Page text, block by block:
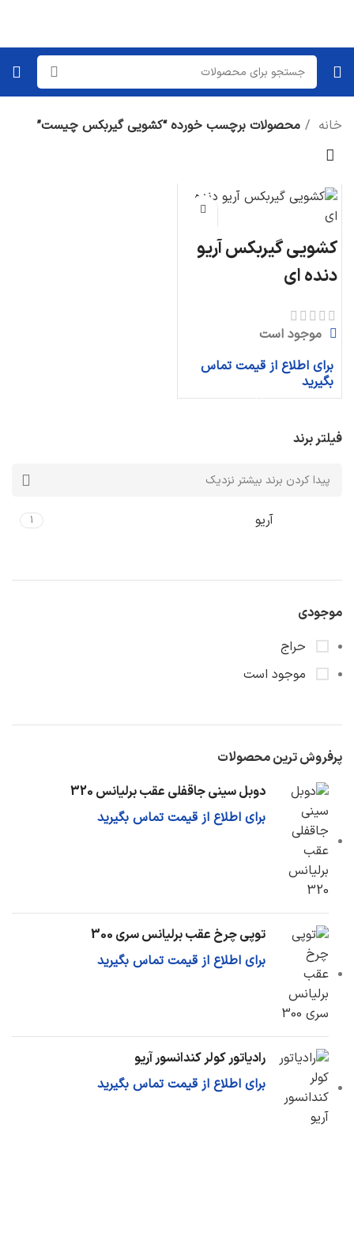
فیلتر برند
آریو 1
موجودی
حراج
موجود است
پرفروش ترین محصولات
دوبل سینی جاقفلی عقب برلیانس 320
برای اطلاع از قیمت تماس بگیرید
توپی چرخ عقب برلیانس سری 300
برای اطلاع از قیمت تماس بگیرید
رادیاتور کولر کندانسور آریو
برای اطلاع از قیمت تماس بگیرید
خانه محصولات برچسب خورده “کشویی گیربکس چیست”
کشویی گیربکس آریو
دنده ای
موجود است
برای اطلاع از قیمت تماس
بگیرید